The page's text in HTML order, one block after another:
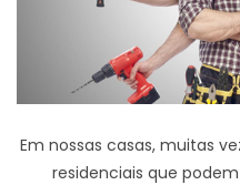
Em nossas casas, muitas
residenciais que